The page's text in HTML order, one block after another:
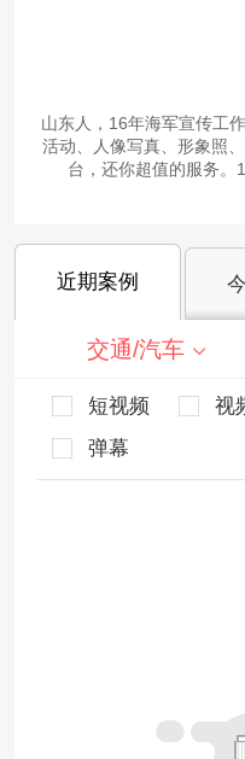
山东人，16年海军宣传工
活动、人像写真、形象照
台，还你超值的服务。
近期案例
交通/汽车
短视频 视
弹幕